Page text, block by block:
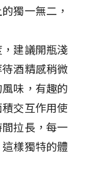
獨一無二，
建議開瓶淺
酒精感稍微
味，有趣的
交互作用使
拉長，每一
樣獨特的體